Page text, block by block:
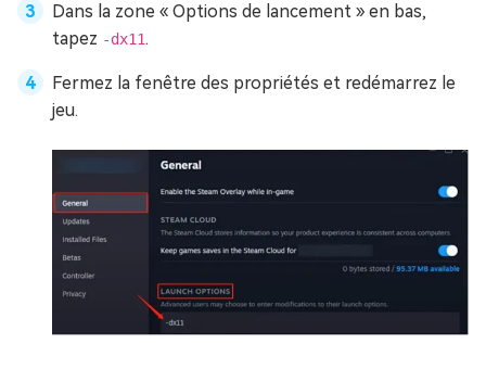
Dans la zone « Options de lancement » en bas,
tapez -dx11.
Fermez la fenêtre des propriétés et redémarrez le
jeu.